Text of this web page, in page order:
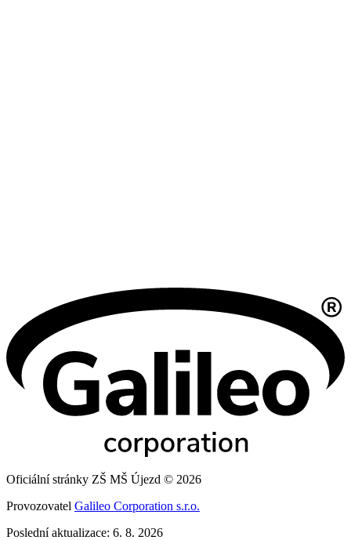
Oficiální stránky ZŠ MŠ Újezd © 2026
Provozovatel Galileo Corporation s.r.o.
Poslední aktualizace: 6. 8. 2026